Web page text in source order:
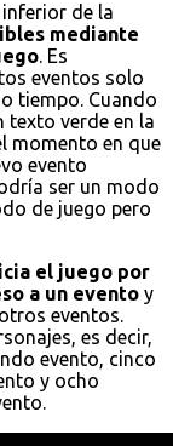
inferior de la
mediante
. Es
eventos solo
tiempo. Cuando
texto verde en la
momento en que
evento
ser un modo
de juego pero
el juego por
a un evento y
eventos.
es decir,
evento, cinco
y ocho